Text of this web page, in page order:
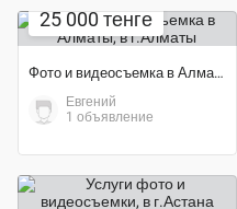
25 000 тенге
Фото и видеосъемка в Алматы
Евгений
1 объявление